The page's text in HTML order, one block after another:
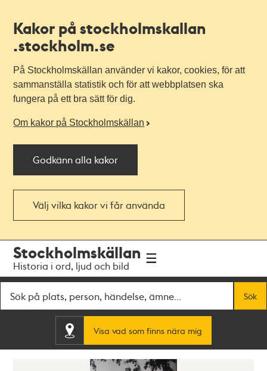
Kakor på stockholmskallan
.stockholm.se
På Stockholmskällan använder vi kakor, cookies, för att
sammanställa statistik och för att webbplatsen ska
fungera på ett bra sätt för dig.
Om kakor på Stockholmskällan
Godkänn alla kakor
Välj vilka kakor vi får använda
navigationen
huvudinnehållet
Stockholmskällan
Historia i ord, ljud och bild
Sök
Visa vad som finns nära mig